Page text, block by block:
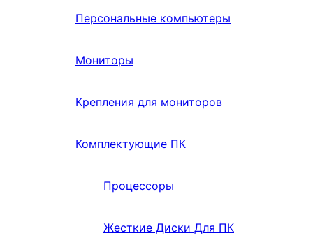
Персональные компьютеры
Мониторы
Крепления для мониторов
Комплектующие ПК
Процессоры
Жесткие Диски Для ПК